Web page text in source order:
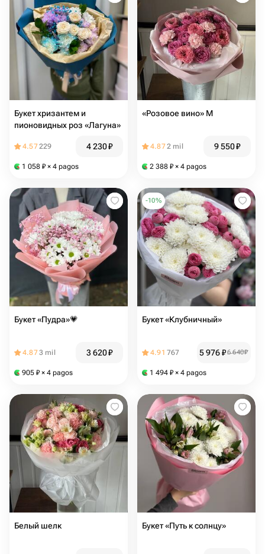
Букет хризантем и
пионовидных роз «Лагуна»
4.57229 4 230₽
1 058 ₽ × 4 pagos
«Розовое вино» М
4.872 mil 9 550₽
2 388 ₽ × 4 pagos
Букет «Пудра»💗
4.873 mil 3 620₽
905 ₽ × 4 pagos
-10%
Букет «Клубничный»
4.91 767 5 976₽6 640₽
1 494 ₽ × 4 pagos
Белый шелк Букет «Путь к солнцу»